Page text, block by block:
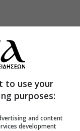
to use your
purposes:
and content
development